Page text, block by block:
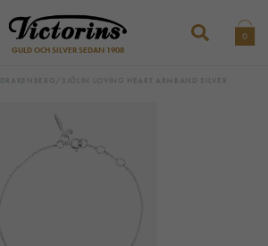
GULD OCH SILVER SEDAN 1908
0
DRAKENBERG/SJÖLIN LOVING HEART ARMBAND SILVER